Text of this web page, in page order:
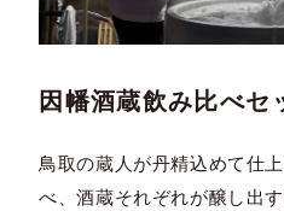
因幡酒蔵飲み比べセ
鳥取の蔵人が丹精込めて仕
べ、酒蔵それぞれが醸し出